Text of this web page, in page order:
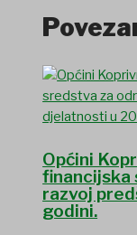
Općini
financijska
razvoj
godini.